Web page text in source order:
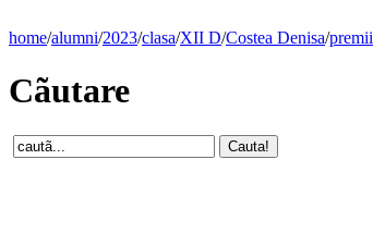
home/alumni/2023/clasa/XII D/Costea Denisa/premii
Cãutare